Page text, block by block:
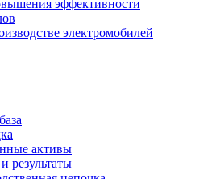
эффективности
электромобилей
активы
результаты